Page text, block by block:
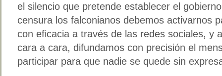
el silencio que pretende establecer el
censura los falconianos debemos activarnos
con eficacia a través de las redes sociales, y
cara a cara, difundamos con precisión el
participar para que nadie se quede sin